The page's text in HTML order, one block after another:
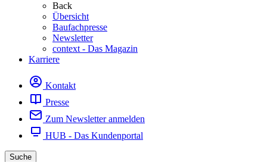
Back
Übersicht
Baufachpresse
Newsletter
context - Das Magazin
Karriere
Kontakt
Presse
Zum Newsletter anmelden
HUB - Das Kundenportal
Suche